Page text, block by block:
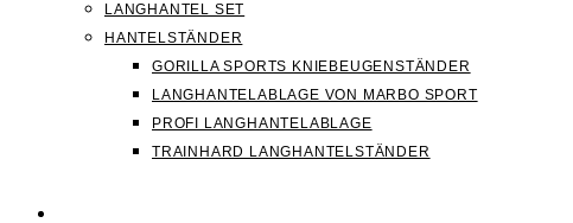
LANGHANTEL SET
HANTELSTÄNDER
GORILLA SPORTS KNIEBEUGENSTÄNDER
LANGHANTELABLAGE VON MARBO SPORT
PROFI LANGHANTELABLAGE
TRAINHARD LANGHANTELSTÄNDER